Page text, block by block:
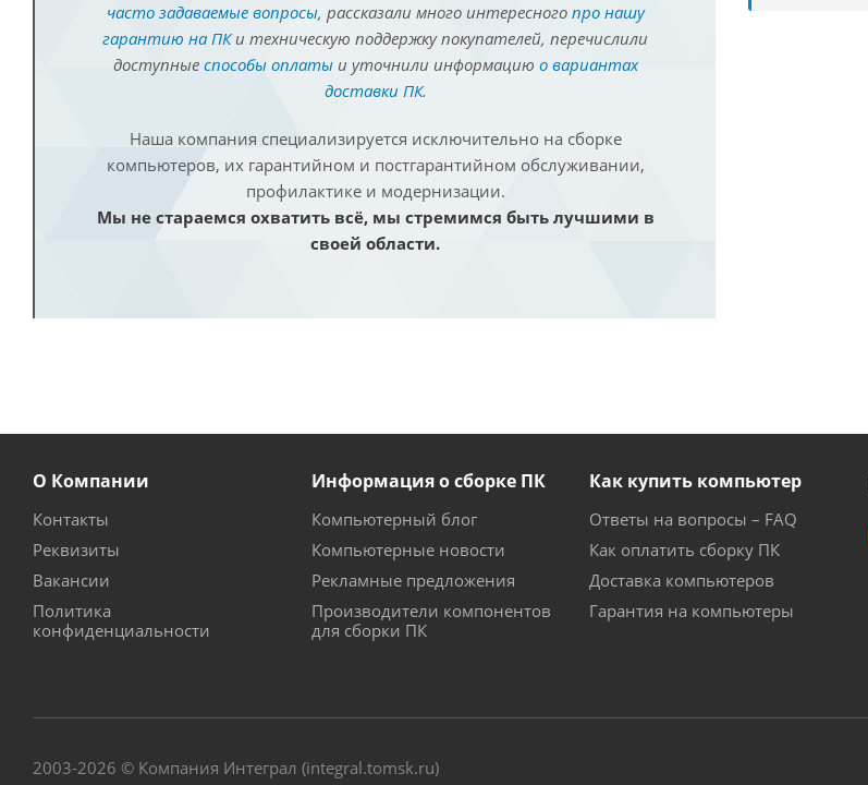
часто задаваемые вопросы, рассказали много интересного про нашу
гарантию на ПКи техническую поддержку покупателей, перечислили
доступные способы оплатыи уточнили информацию о вариантах
доставки ПК.
Наша компания специализируется исключительно на сборке
компьютеров, их гарантийном и постгарантийном обслуживании,
профилактике и модернизации.
Мы не стараемся охватить всё, мы стремимся быть лучшими в
своей области.
О Компании
Контакты
Реквизиты
Вакансии
Политика
конфиденциальности
Информация о сборке ПК
Компьютерный блог
Компьютерные новости
Рекламные предложения
Производители компонентов
для сборки ПК
Как купить компьютер
Ответы на вопросы – FAQ
Как оплатить сборку ПК
Доставка компьютеров
Гарантия на компьютеры
2003-2026 © Компания Интеграл (integral.tomsk.ru)